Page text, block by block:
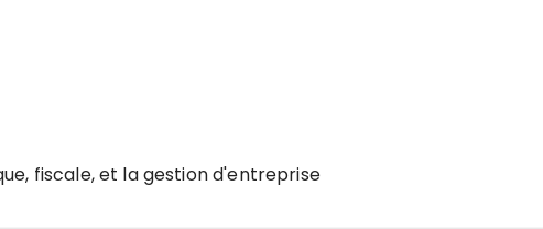
fiscale, et la gestion d'entreprise